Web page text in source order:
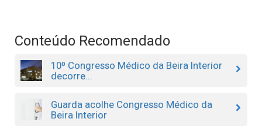
Conteúdo Recomendado
10º Congresso Médico da Beira Interior
decorre...
Guarda acolhe Congresso Médico da
Beira Interior